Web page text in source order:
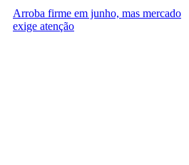
Arroba firme em junho, mas mercado
exige atenção